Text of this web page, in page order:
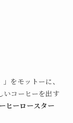
をモットーに、
いコーヒーを出す
ヒーロースター